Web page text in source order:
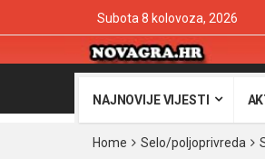
Subota 8 kolovoza, 2026
NAJNOVIJE VIJESTI
Home Selo/poljoprivreda